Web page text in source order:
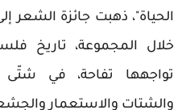
الحياة"، ذهبت جائزة
خلال المجموعة، تاريخ
تواجهها تفاحة، في شتّى
والشتات والاستعمار